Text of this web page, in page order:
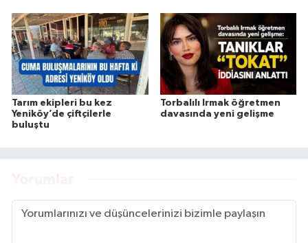
Tarım ekipleri bu kez
Yeniköy’de çiftçilerle
buluştu
Torbalılı Irmak öğretmen
davasında yeni gelişme